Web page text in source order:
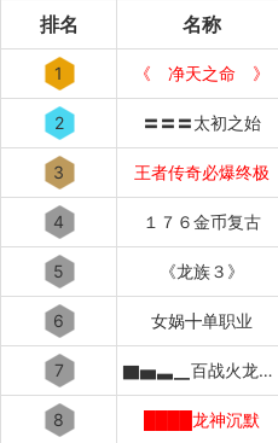
排名 名称
1 《 净天之命 》
2 〓〓〓太初之始
3 王者传奇必爆终极
4 １７６金币复古
5 《龙族３》
6 女娲╋单职业
7 ▇▅▃▁百战火龙▁▃▅▇
8 ████龙神沉默